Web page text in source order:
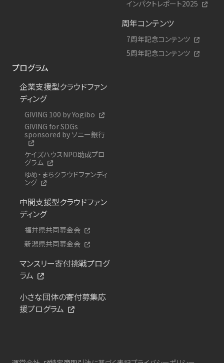
インパクトレポート2025
周年コンテンツ
7周年記念コンテンツ
5周年記念コンテンツ
プログラム
企業支援型クラウドファン
ディング
GIVING 100 by Yogibo
GIVING for SDGs
sponsored by ソニー銀行
ケイズハウスNPO助成プロ
グラム
ゆめ・まちクラウドファンディ
ング
中間支援型クラウドファン
ディング
福井県共同募金会
新潟県共同募金会
マンスリー寄付挑戦プログ
ラム
小さな団体の寄付募集応
援プログラム